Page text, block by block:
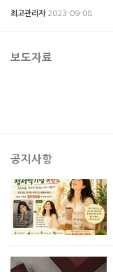
최고관리자 2023-09-08
보도자료
공지사항